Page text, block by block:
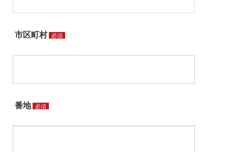
市区町村 必須
番地 必須